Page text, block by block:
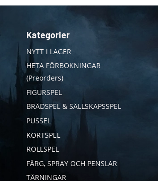
Kategorier
NYTT I LAGER
HETA FÖRBOKNINGAR
(Preorders)
FIGURSPEL
BRÄDSPEL & SÄLLSKAPSSPEL
PUSSEL
KORTSPEL
ROLLSPEL
FÄRG, SPRAY OCH PENSLAR
TÄRNINGAR